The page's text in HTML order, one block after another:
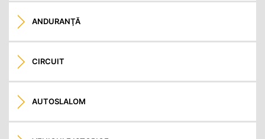
ANDURANŢĂ
CIRCUIT
AUTOSLALOM